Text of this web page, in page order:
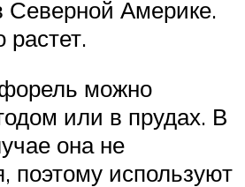
Северной Америке.
можно
или в прудах. В
она не
поэтому используют